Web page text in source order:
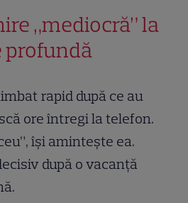
„mediocră” la
profundă
rapid după ce au
ore întregi la telefon.
își amintește ea.
după o vacanță